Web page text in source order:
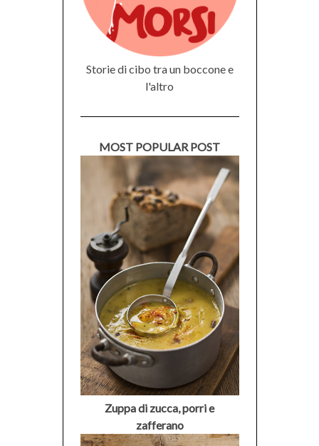
Storie di cibo tra un boccone e
l'altro
MOST POPULAR POST
Zuppa di zucca, porri e
zafferano